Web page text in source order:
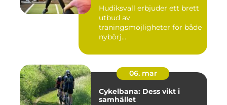
Hudiksvall erbjuder ett brett
utbud av
träningsmöjligheter för både
nybörj...
06. mar
Cykelbana: Dess vikt i
samhället